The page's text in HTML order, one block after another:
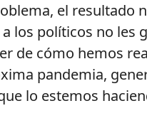
el resultado
a los políticos no
de cómo hemos
pandemia,
lo estemos